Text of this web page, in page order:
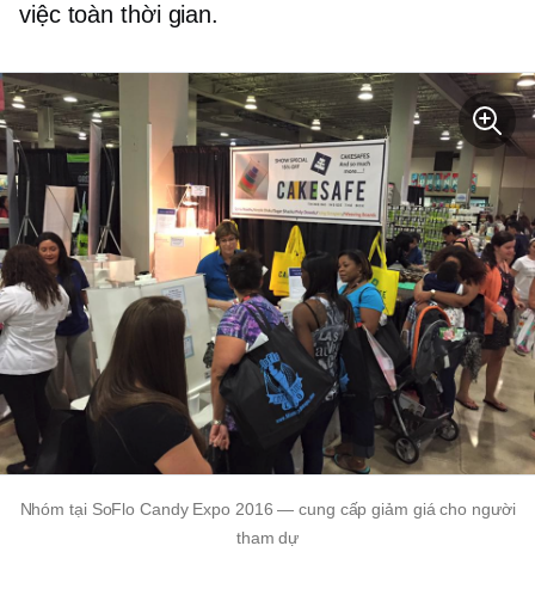
việc toàn thời gian.
Nhóm tại SoFlo Candy Expo 2016 — cung cấp giảm giá cho người
tham dự